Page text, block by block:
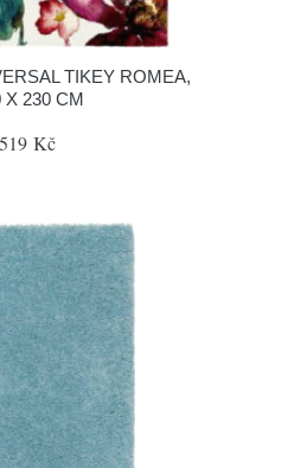
TIKEY ROMEA,
X 230 CM
Kč